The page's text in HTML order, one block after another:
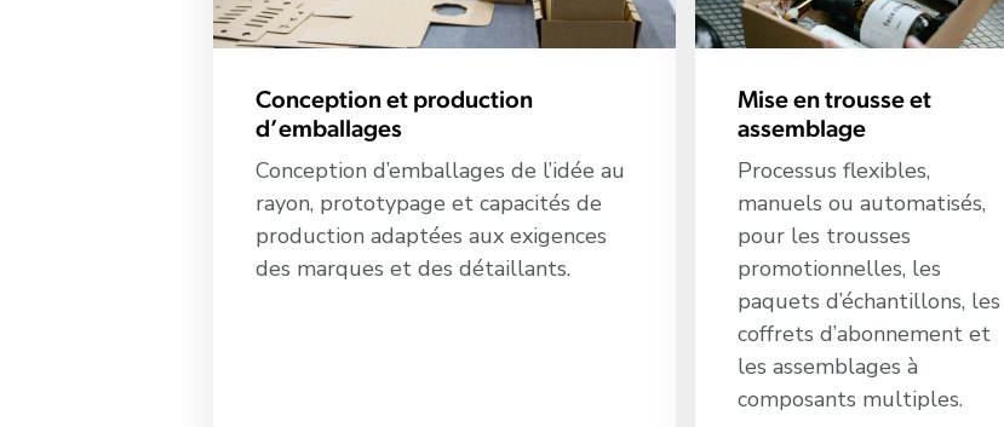
Conception et production
d’emballages
Conception d’emballages de l’idée au
rayon, prototypage et capacités de
production adaptées aux exigences
des marques et des détaillants.
Mise en trousse et
assemblage
Processus flexibles,
manuels ou automatisés,
pour les trousses
promotionnelles, les
paquets d’échantillons, les
coffrets d’abonnement et
les assemblages à
composants multiples.